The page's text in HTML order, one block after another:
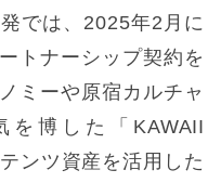
では、2025年2月に
トナーシップ契約を
ミーや原宿カルチャ
博した「KAWAII
ンツ資産を活用した